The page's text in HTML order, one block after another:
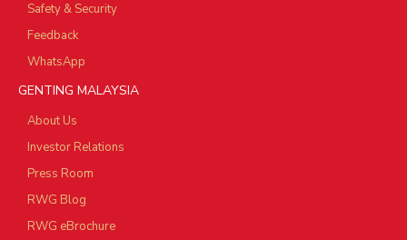
Safety & Security
Feedback
WhatsApp
GENTING MALAYSIA
About Us
Investor Relations
Press Room
RWG Blog
RWG eBrochure